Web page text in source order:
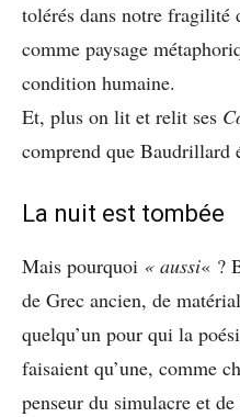
tolérés dans notre fragilité
comme paysage
condition humaine.
Et, plus on lit et relit ses
comprend que Baudrillard
La nuit est tombée
Mais pourquoi « aussi« ?
de Grec ancien, de
quelqu’un pour qui la
faisaient qu’une, comme
penseur du simulacre et